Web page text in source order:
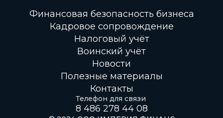
Финансовая безопасность бизнеса
Кадровое сопровождение
Налоговый учёт
Воинский учёт
Новости
Полезные материалы
Контакты
Телефон для связи
8 486 278 44 08